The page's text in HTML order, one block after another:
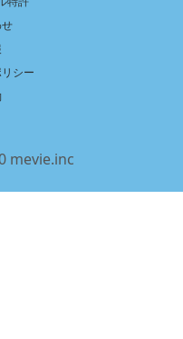
シー
mevie.inc